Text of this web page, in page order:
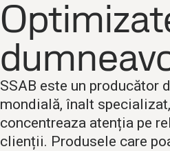
SSAB este un producător
mondială, înalt
concentreaza atenția pe
clienții. Produsele care